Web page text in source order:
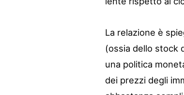
La relazione è
(ossia dello stock
una politica
dei prezzi degli